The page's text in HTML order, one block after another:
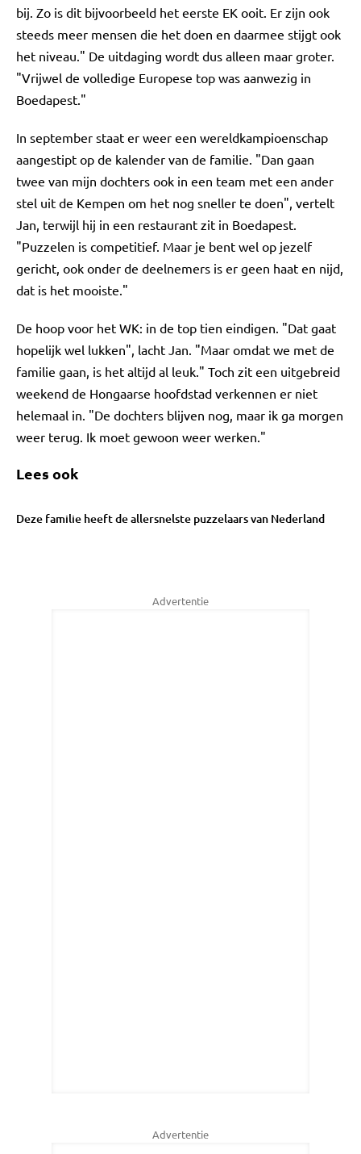
bij. Zo is dit bijvoorbeeld het eerste EK ooit. Er zijn ook
steeds meer mensen die het doen en daarmee stijgt ook
het niveau." De uitdaging wordt dus alleen maar groter.
"Vrijwel de volledige Europese top was aanwezig in
Boedapest."
In september staat er weer een wereldkampioenschap
aangestipt op de kalender van de familie. "Dan gaan
twee van mijn dochters ook in een team met een ander
stel uit de Kempen om het nog sneller te doen", vertelt
Jan, terwijl hij in een restaurant zit in Boedapest.
"Puzzelen is competitief. Maar je bent wel op jezelf
gericht, ook onder de deelnemers is er geen haat en nijd,
dat is het mooiste."
De hoop voor het WK: in de top tien eindigen. "Dat gaat
hopelijk wel lukken", lacht Jan. "Maar omdat we met de
familie gaan, is het altijd al leuk." Toch zit een uitgebreid
weekend de Hongaarse hoofdstad verkennen er niet
helemaal in. "De dochters blijven nog, maar ik ga morgen
weer terug. Ik moet gewoon weer werken."
Lees ook
Deze familie heeft de allersnelste puzzelaars van Nederland
Advertentie
Advertentie